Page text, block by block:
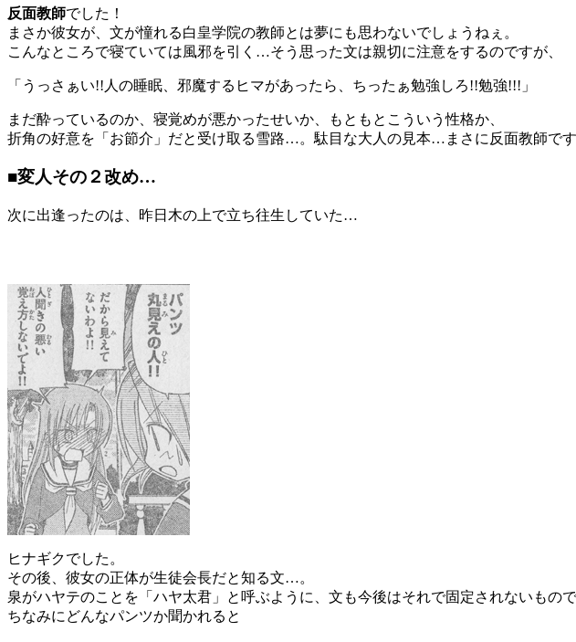
反面教師でした！
まさか彼女が、文が憧れる白皇学院の教師とは夢にも思わないでしょうねぇ。
こんなところで寝ていては風邪を引く…そう思った文は親切に注意をするのですが、
「うっさぁい!!人の睡眠、邪魔するヒマがあったら、ちったぁ勉強しろ!!勉強!!!」
まだ酔っているのか、寝覚めが悪かったせいか、もともとこういう性格か、
折角の好意を「お節介」だと受け取る雪路…。駄目な大人の見本…まさに反面教師です
■変人その２改め…
次に出逢ったのは、昨日木の上で立ち往生していた…
ヒナギクでした。
その後、彼女の正体が生徒会長だと知る文…。
泉がハヤテのことを「ハヤ太君」と呼ぶように、文も今後はそれで固定されないもので
ちなみにどんなパンツか聞かれると